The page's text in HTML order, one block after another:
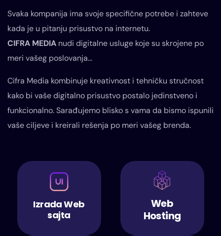
Svaka kompanija ima svoje specifične potrebe i zahteve
kada je u pitanju prisustvo na internetu.
CIFRA MEDIA nudi digitalne usluge koje su skrojene po
meri vašeg poslovanja...
Cifra Media kombinuje kreativnost i tehničku stručnost
kako bi vaše digitalno prisustvo postalo jedinstveno i
funkcionalno. Sarađujemo blisko s vama da bismo ispunili
vaše ciljeve i kreirali rešenja po meri vašeg brenda.
Izrada Web
sajta
Web
Hosting